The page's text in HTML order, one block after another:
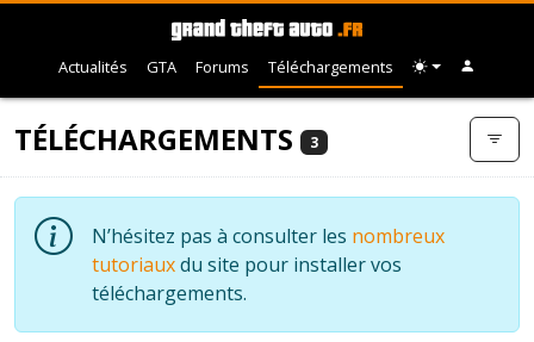
Actualités GTA Forums Téléchargements
TÉLÉCHARGEMENTS 3
N’hésitez pas à consulter les nombreux
tutoriauxdu site pour installer vos
téléchargements.